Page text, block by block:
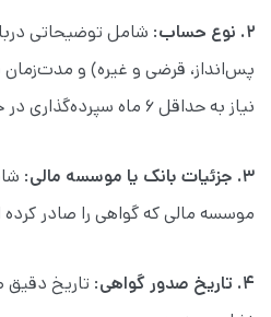
۲. نوع حساب
: شامل توضیحاتی
پس‌انداز، قرضی و غیره) و
نیاز به حداقل ۶ ماه سپرده‌گذاری در حساب وجود دارد).
۳. جزئیات بانک یا موسسه مالی
:
موسسه مالی که گواهی را صادر
۴. تاریخ صدور گواهی: تاریخ دقیق